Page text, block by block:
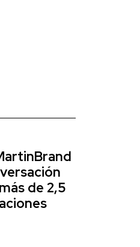
de 2,5